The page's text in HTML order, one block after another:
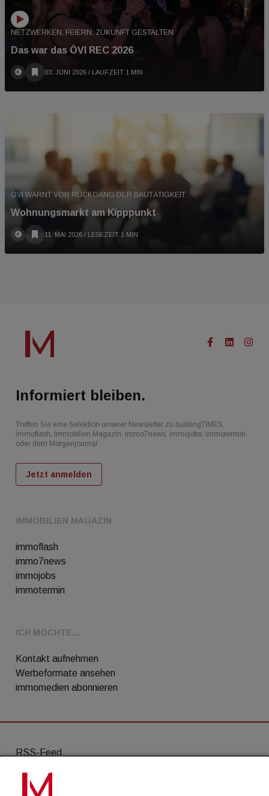
NETZWERKEN, FEIERN, ZUKUNFT GESTALTEN
Das war das ÖVI REC 2026
03. JUNI 2026 / LAUFZEIT 1 MIN
ÖVI WARNT VOR RÜCKGANG DER BAUTÄTIGKEIT
Wohnungsmarkt am Kipppunkt
11. MAI 2026 / LESEZEIT 1 MIN
IMMOBILIEN MAGAZIN
immoflash
immo7news
immojobs
immotermin
ICH MÖCHTE...
Kontakt aufnehmen
Werbeformate ansehen
immomedien abonnieren
Informiert bleiben.
Treffen Sie eine Selektion unserer Newsletter zu buildingTIMES,
immoflash, Immobilien Magazin, immo7news, immojobs, immotermin
oder dem Morgenjournal
Jetzt anmelden
RSS-Feed
AGB